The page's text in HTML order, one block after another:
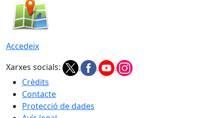
Accedeix
Xarxes socials:
Crèdits
Contacte
Protecció de dades